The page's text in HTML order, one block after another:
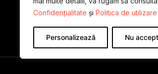
Confidențialitate și Politica de
Personalizează Nu accept